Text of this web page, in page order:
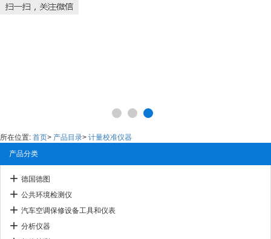
所在位置: 首页> 产品目录> 计量校准仪器
产品分类
德国德图
公共环境检测仪
汽车空调保修设备工具和仪表
分析仪器